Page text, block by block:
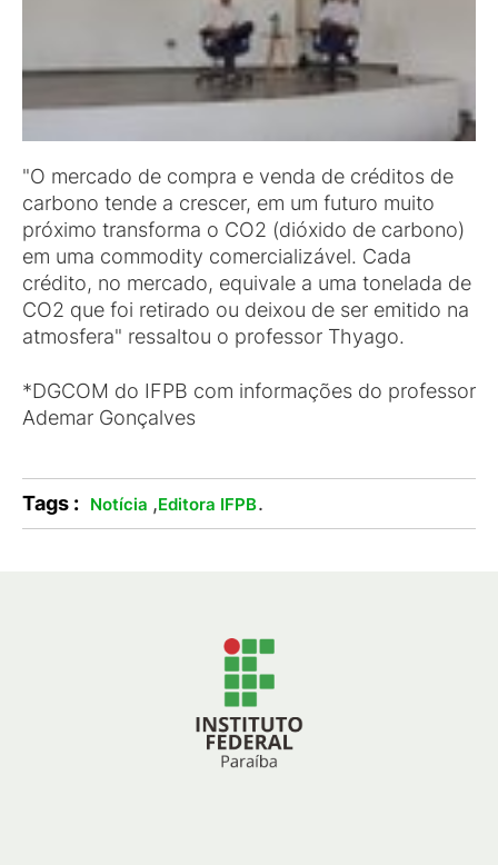
"O mercado de compra e venda de créditos de
carbono tende a crescer, em um futuro muito
próximo transforma o CO2 (dióxido de carbono)
em uma commodity comercializável. Cada
crédito, no mercado, equivale a uma tonelada de
CO2 que foi retirado ou deixou de ser emitido na
atmosfera" ressaltou o professor Thyago.
*DGCOM do IFPB com informações do professor
Ademar Gonçalves
Tags : Notícia ,Editora IFPB.